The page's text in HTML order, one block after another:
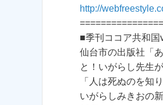
http://
■季刊ココア共和国
仙台市の出版社「
と！いがらし先生が
「人は死ぬのを知
いがらしみきおの